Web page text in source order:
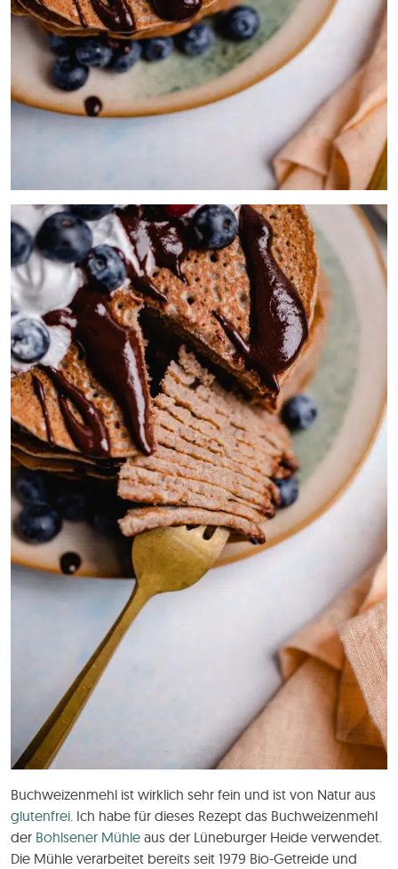
Buchweizenmehl ist wirklich sehr fein und ist von Natur aus
glutenfrei. Ich habe für dieses Rezept das Buchweizenmehl
der Bohlsener Mühle aus der Lüneburger Heide verwendet.
Die Mühle verarbeitet bereits seit 1979 Bio-Getreide und